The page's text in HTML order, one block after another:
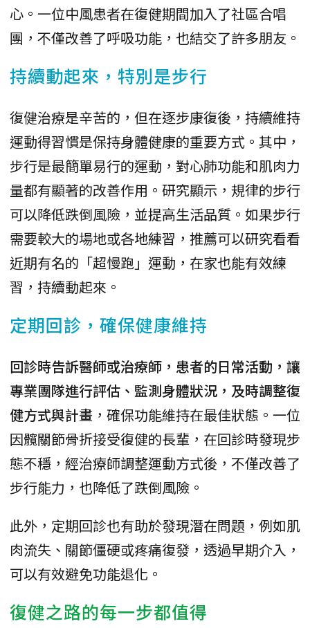
心。一位中風患者在復健期間加入了社區合唱
團，不僅改善了呼吸功能，也結交了許多朋友。
持續動起來，特別是步行
復健治療是辛苦的，但在逐步康復後，持續維持
運動得習慣是保持身體健康的重要方式。其中，
步行是最簡單易行的運動，對心肺功能和肌肉力
量都有顯著的改善作用。研究顯示，規律的步行
可以降低跌倒風險，並提高生活品質。如果步行
需要較大的場地或各地練習，推薦可以研究看看
近期有名的「超慢跑」運動，在家也能有效練
習，持續動起來。
定期回診，確保健康維持
回診時告訴醫師或治療師，患者的日常活動，讓
專業團隊進行評估、監測身體狀況，及時調整復
健方式與計畫 ，確保功能維持在最佳狀態。一位
因髖關節骨折接受復健的長輩，在回診時發現步
態不穩，經治療師調整運動方式後，不僅改善了
步行能力，也降低了跌倒風險。
此外，定期回診也有助於發現潛在問題，例如肌
肉流失、關節僵硬或疼痛復發，透過早期介入，
可以有效避免功能退化。
復健之路的每一步都值得